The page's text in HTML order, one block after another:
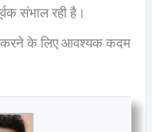
संभाल रही है।
करने के लिए आवश्यक कदम